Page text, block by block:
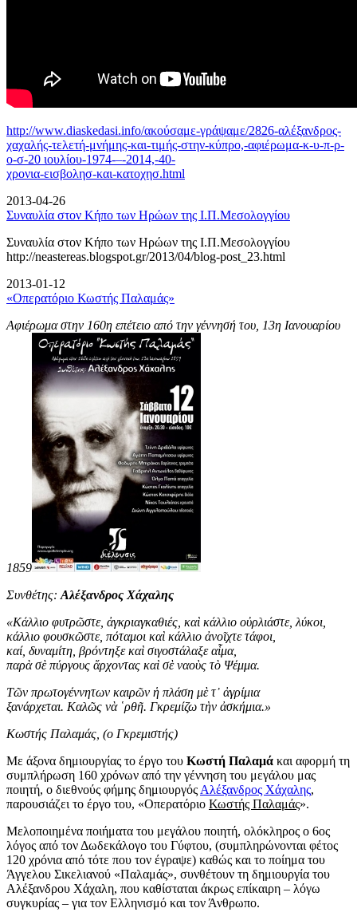
http://www.diaskedasi.info/ακούσαμε-γράψαμε/2826-αλέξανδρος-
χαχαλής-τελετή-μνήμης-και-τιμής-στην-κύπρο,-αφιέρωμα-κ-υ-π-ρ-
ο-σ-20 ιουλίου-1974-–-2014,-40-
χρονια-εισβολησ-και-κατοχησ.html
2013-04-26
Συναυλία στον Κήπο των Ηρώων της Ι.Π.Μεσολογγίου
Συναυλία στον Κήπο των Ηρώων της Ι.Π.Μεσολογγίου
http://neastereas.blogspot.gr/2013/04/blog-post_23.html
2013-01-12
«Οπερατόριο Κωστής Παλαμάς»
Αφιέρωμα στην 160η επέτειο από την γέννησή του, 13η Ιανουαρίου
1859
Συνθέτης: Αλέξανδρος Χάχαλης
«Κάλλιο φυτρῶστε, ἀγκριαγκαθιές, καὶ κάλλιο οὐρλιάστε, λύκοι,
κάλλιο φουσκῶστε, πόταμοι καὶ κάλλιο ἀνοῖχτε τάφοι,
καί, δυναμίτη, βρόντηξε καὶ σιγοστάλαξε αἷμα,
παρὰ σὲ πύργους ἄρχοντας καὶ σὲ ναοὺς τὸ Ψέμμα.
Τῶν πρωτογέννητων καιρῶν ἡ πλάση μὲ τ᾿ ἀγρίμια
ξανάρχεται. Καλῶς νὰ ῾ρθῆ. Γκρεμίζω τὴν ἀσκήμια.»
Κωστής Παλαμάς, (ο Γκρεμιστής)
Με άξονα δημιουργίας το έργο του Κωστή Παλαμά και αφορμή τη
συμπλήρωση 160 χρόνων από την γέννηση του μεγάλου μας
ποιητή, ο διεθνούς φήμης δημιουργός Αλέξανδρος Χάχαλης,
παρουσιάζει το έργο του, «Οπερατόριο Κωστής Παλαμάς».
Μελοποιημένα ποιήματα του μεγάλου ποιητή, ολόκληρος ο 6ος
λόγος από τον Δωδεκάλογο του Γύφτου, (συμπληρώνονται φέτος
120 χρόνια από τότε που τον έγραψε) καθώς και το ποίημα του
Άγγελου Σικελιανού «Παλαμάς», συνθέτουν τη δημιουργία του
Αλέξανδρου Χάχαλη, που καθίσταται άκρως επίκαιρη – λόγω
συγκυρίας – για τον Ελληνισμό και τον Άνθρωπο.